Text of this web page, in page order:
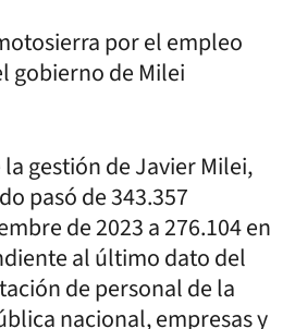
por el empleo
gobierno de Milei
gestión de Javier Milei,
pasó de 343.357
de 2023 a 276.104 en
al último dato del
de personal de la
nacional, empresas y